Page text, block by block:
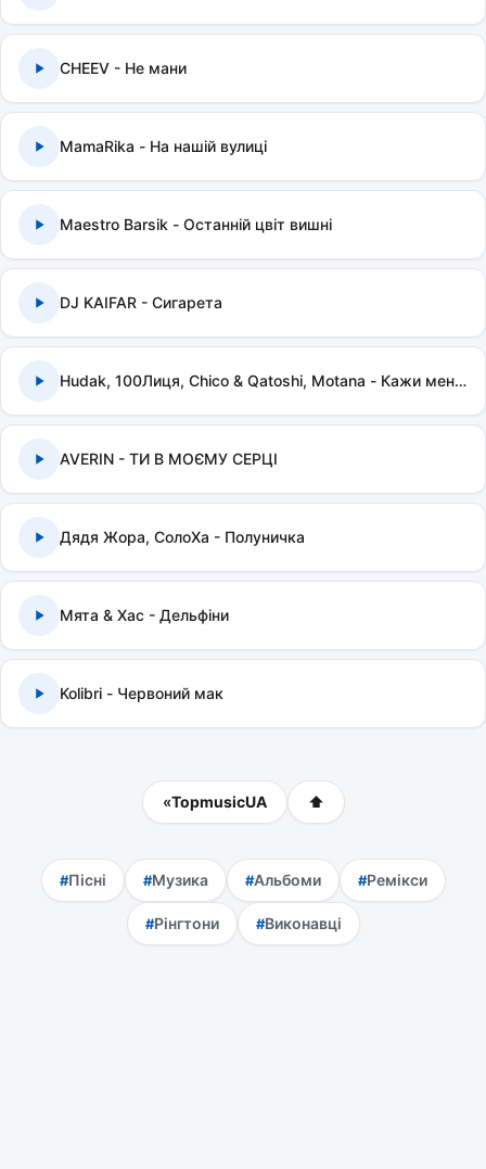
CHEEV - Не мани
MamaRika - На нашій вулиці
Maestro Barsik - Останній цвіт вишні
DJ KAIFAR - Сигарета
Hudak, 100Лиця, Chico & Qatoshi, Motana - Кажи мені правду
AVERIN - ТИ В МОЄМУ СЕРЦІ
Дядя Жора, СолоХа - Полуничка
Мята & Хас - Дельфіни
Kolibri - Червоний мак
«TopmusicUA ⬆
Пісні Музика Альбоми Ремікси
Рінгтони Виконавці